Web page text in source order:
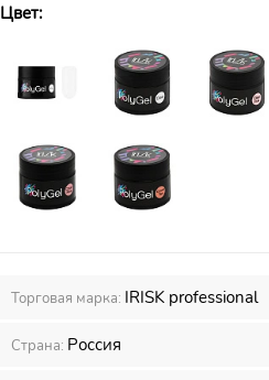
Цвет:
Торговая марка: IRISK professional
Страна: Россия